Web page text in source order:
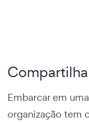
Embarcar em
organização tem